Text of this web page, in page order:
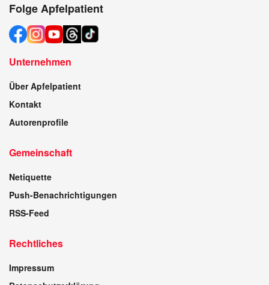
Folge Apfelpatient
Unternehmen
Über Apfelpatient
Kontakt
Autorenprofile
Gemeinschaft
Netiquette
Push-Benachrichtigungen
RSS-Feed
Rechtliches
Impressum